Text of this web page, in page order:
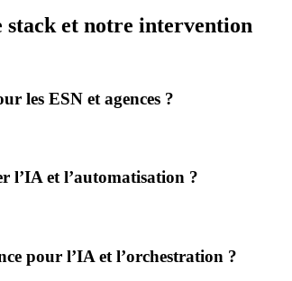
stack et notre intervention
les ESN et agences ?
l’IA et l’automatisation ?
pour l’IA et l’orchestration ?